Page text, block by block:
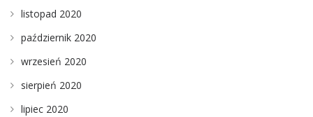
listopad 2020
październik 2020
wrzesień 2020
sierpień 2020
lipiec 2020